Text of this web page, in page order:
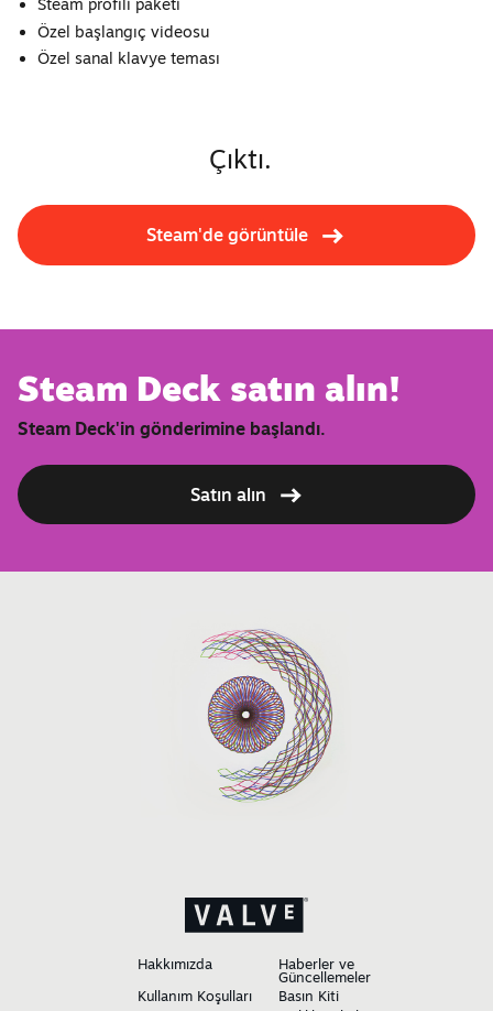
Steam profili paketi
Özel başlangıç ​​videosu
Özel sanal klavye teması
Çıktı.
Steam'de görüntüle
Steam Deck satın alın!
Steam Deck'in gönderimine başlandı.
Satın alın
Hakkımızda Haberler ve
Güncellemeler
Kullanım Koşulları
Basın Kiti